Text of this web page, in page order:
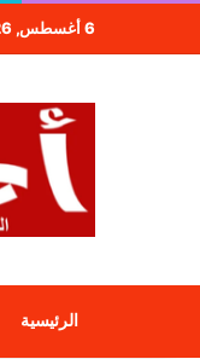
6 أغسطس, 2026
الرئيسية